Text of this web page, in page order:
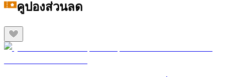
คูปองส่วนลด